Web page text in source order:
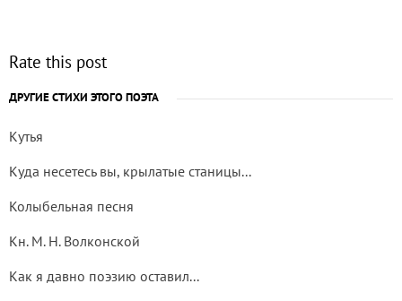
Rate this post
ДРУГИЕ СТИХИ ЭТОГО ПОЭТА
Кутья
Куда несетесь вы, крылатые станицы...
Колыбельная песня
Кн. М. Н. Волконской
Как я давно поэзию оставил...